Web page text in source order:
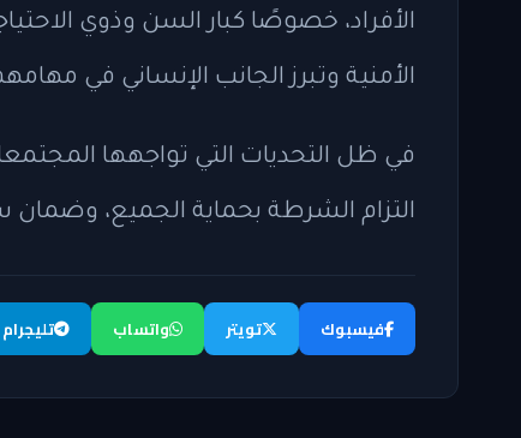
الأفراد، خصوصًا كبار السن وذوي
الأمنية وتبرز الجانب الإنساني في
في ظل التحديات التي تواجهها
التزام الشرطة بحماية الجميع،
فيسبوك تويتر واتساب تليجرام